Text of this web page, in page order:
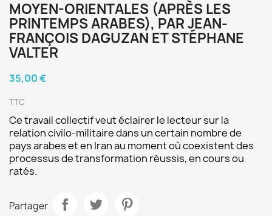
MOYEN-ORIENTALES (APRÈS LES
PRINTEMPS ARABES), PAR JEAN-
FRANÇOIS DAGUZAN ET STÉPHANE
VALTER
35,00 €
TTC
Ce travail collectif veut éclairer le lecteur sur la
relation civilo-militaire dans un certain nombre de
pays arabes et en Iran au moment où coexistent des
processus de transformation réussis, en cours ou
ratés.
Partager